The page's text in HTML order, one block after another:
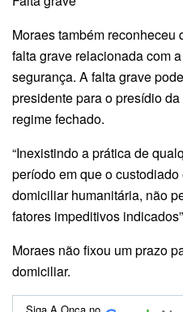
Moraes também
falta grave relacionada com
segurança. A falta grave
presidente para o presídio
regime fechado.
“Inexistindo a prática de
período em que o
domiciliar humanitária, não
fatores impeditivos
Moraes não fixou um prazo
domiciliar.